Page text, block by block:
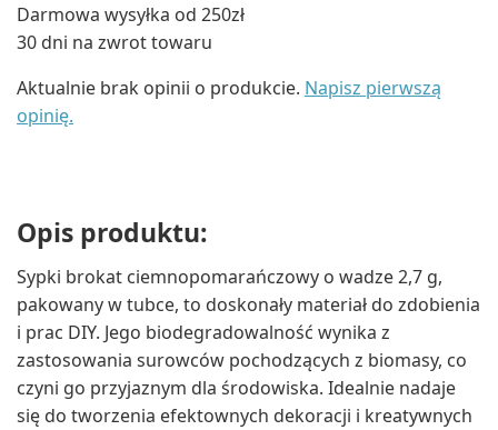
Darmowa wysyłka od 250zł
30 dni na zwrot towaru
Aktualnie brak opinii o produkcie. Napisz pierwszą
opinię.
Opis produktu:
Sypki brokat ciemnopomarańczowy o wadze 2,7 g,
pakowany w tubce, to doskonały materiał do zdobienia
i prac DIY. Jego biodegradowalność wynika z
zastosowania surowców pochodzących z biomasy, co
czyni go przyjaznym dla środowiska. Idealnie nadaje
się do tworzenia efektownych dekoracji i kreatywnych